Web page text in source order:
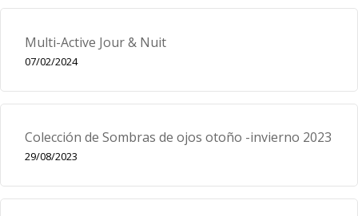
Multi-Active Jour & Nuit
07/02/2024
Colección de Sombras de ojos otoño -invierno 2023
29/08/2023